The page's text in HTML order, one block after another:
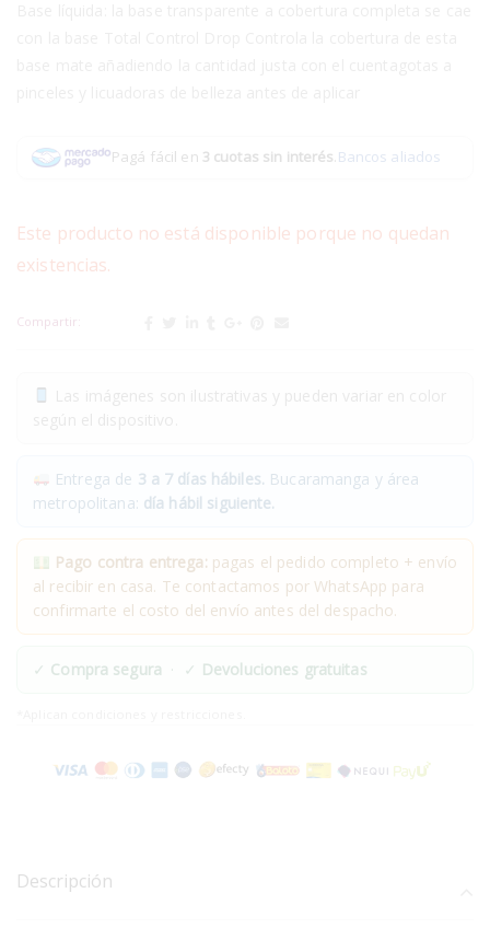
Pagá fácil en 3 cuotas sin interés.Bancos aliados
Este producto no está disponible porque no quedan
existencias.
Compartir:
Entrega de 3 a 7 días hábiles. Bucaramanga y área
metropolitana: día hábil siguiente.
Pago contra entrega: pagas el pedido completo + envío
al recibir en casa. Te contactamos por WhatsApp para
confirmarte el costo del envío antes del despacho.
✓ Compra segura · ✓ Devoluciones gratuitas
Descripción